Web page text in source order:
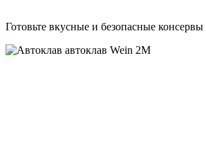
Готовьте вкусные и безопасные консервы